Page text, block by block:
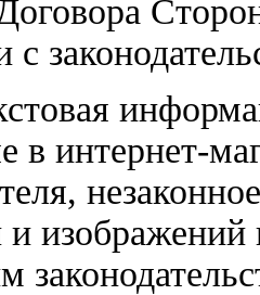
с
в интернет-
изображений